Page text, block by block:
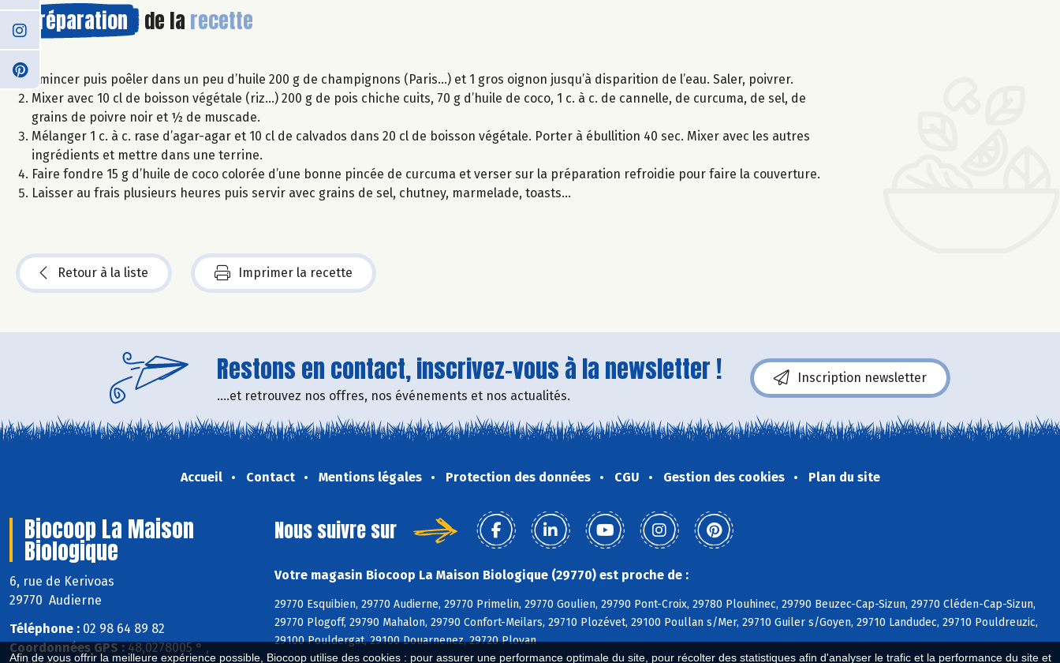
Afin de vous offrir la meilleure expérience possible, Biocoop utilise des cookies : pour assurer une performance optimale du site, pour récolter des statistiques afin d'analyser le trafic et la performance du site et
Préparation de la recette
Émincer puis poêler dans un peu d’huile 200 g de champignons (Paris…) et 1 gros oignon jusqu’à disparition de l’eau. Saler, poivrer.
Mixer avec 10 cl de boisson végétale (riz…) 200 g de pois chiche cuits, 70 g d’huile de coco, 1 c. à c. de cannelle, de curcuma, de sel, de
grains de poivre noir et ½ de muscade.
Mélanger 1 c. à c. rase d’agar-agar et 10 cl de calvados dans 20 cl de boisson végétale. Porter à ébullition 40 sec. Mixer avec les autres
ingrédients et mettre dans une terrine.
Faire fondre 15 g d’huile de coco colorée d’une bonne pincée de curcuma et verser sur la préparation refroidie pour faire la couverture.
Laisser au frais plusieurs heures puis servir avec grains de sel, chutney, marmelade, toasts...
Retour à la liste Imprimer la recette
Restons en contact, inscrivez-vous à la newsletter !
....et retrouvez nos offres, nos événements et nos actualités.
Inscription newsletter
Accueil Contact Mentions légales Protection des données CGU Gestion des cookies Plan du site
Biocoop La Maison
Biologique
6, rue de Kerivoas
29770 Audierne
Téléphone : 02 98 64 89 82
Coordonnées GPS : 48,0278005 ° ,
Nous suivre sur
Votre magasin Biocoop La Maison Biologique (29770) est proche de :
29770 Esquibien, 29770 Audierne, 29770 Primelin, 29770 Goulien, 29790 Pont-Croix, 29780 Plouhinec, 29790 Beuzec-Cap-Sizun, 29770 Cléden-Cap-Sizun,
29770 Plogoff, 29790 Mahalon, 29790 Confort-Meilars, 29710 Plozévet, 29100 Poullan s/Mer, 29710 Guiler s/Goyen, 29710 Landudec, 29710 Pouldreuzic,
29100 Pouldergat, 29100 Douarnenez, 29720 Plovan